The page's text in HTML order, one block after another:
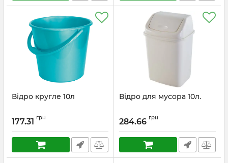
Відро кругле 10л
177.31 грн
Відро для мусора 10л.
284.66 грн